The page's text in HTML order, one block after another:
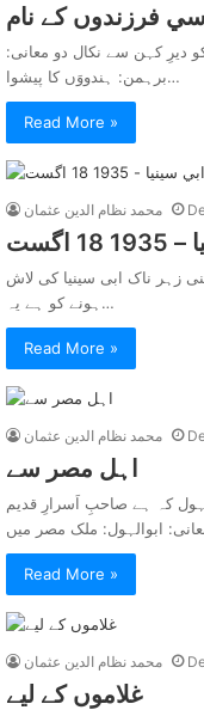
فرزندوں کے نام
دیرِ کہن سے نکال دو معانی:
برہمن: ہندووَں کا پیشوا…
Read More »
محمد نظام الدین عثمان
اگست
زہر ناک ابی سینیا کی لاش
ہونے کو ہے یہ…
Read More »
محمد نظام الدین عثمان
اہل مصر سے
کہ ہے صاحبِ اَسرارِ قدیم
Read More »
محمد نظام الدین عثمان
غلاموں کے ليے